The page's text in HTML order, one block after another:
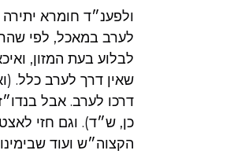
ולפענ״ד חומרא
לערב במאכל, לפי
לבלוע בעת המזון,
שאין דרך לערב כלל.
דרכו לערב. אבל
כן, ש״ד). וגם חזי
הקצוה״ש ועוד